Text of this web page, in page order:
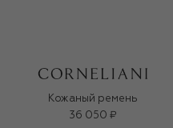
Кожаный ремень
36 050 ₽